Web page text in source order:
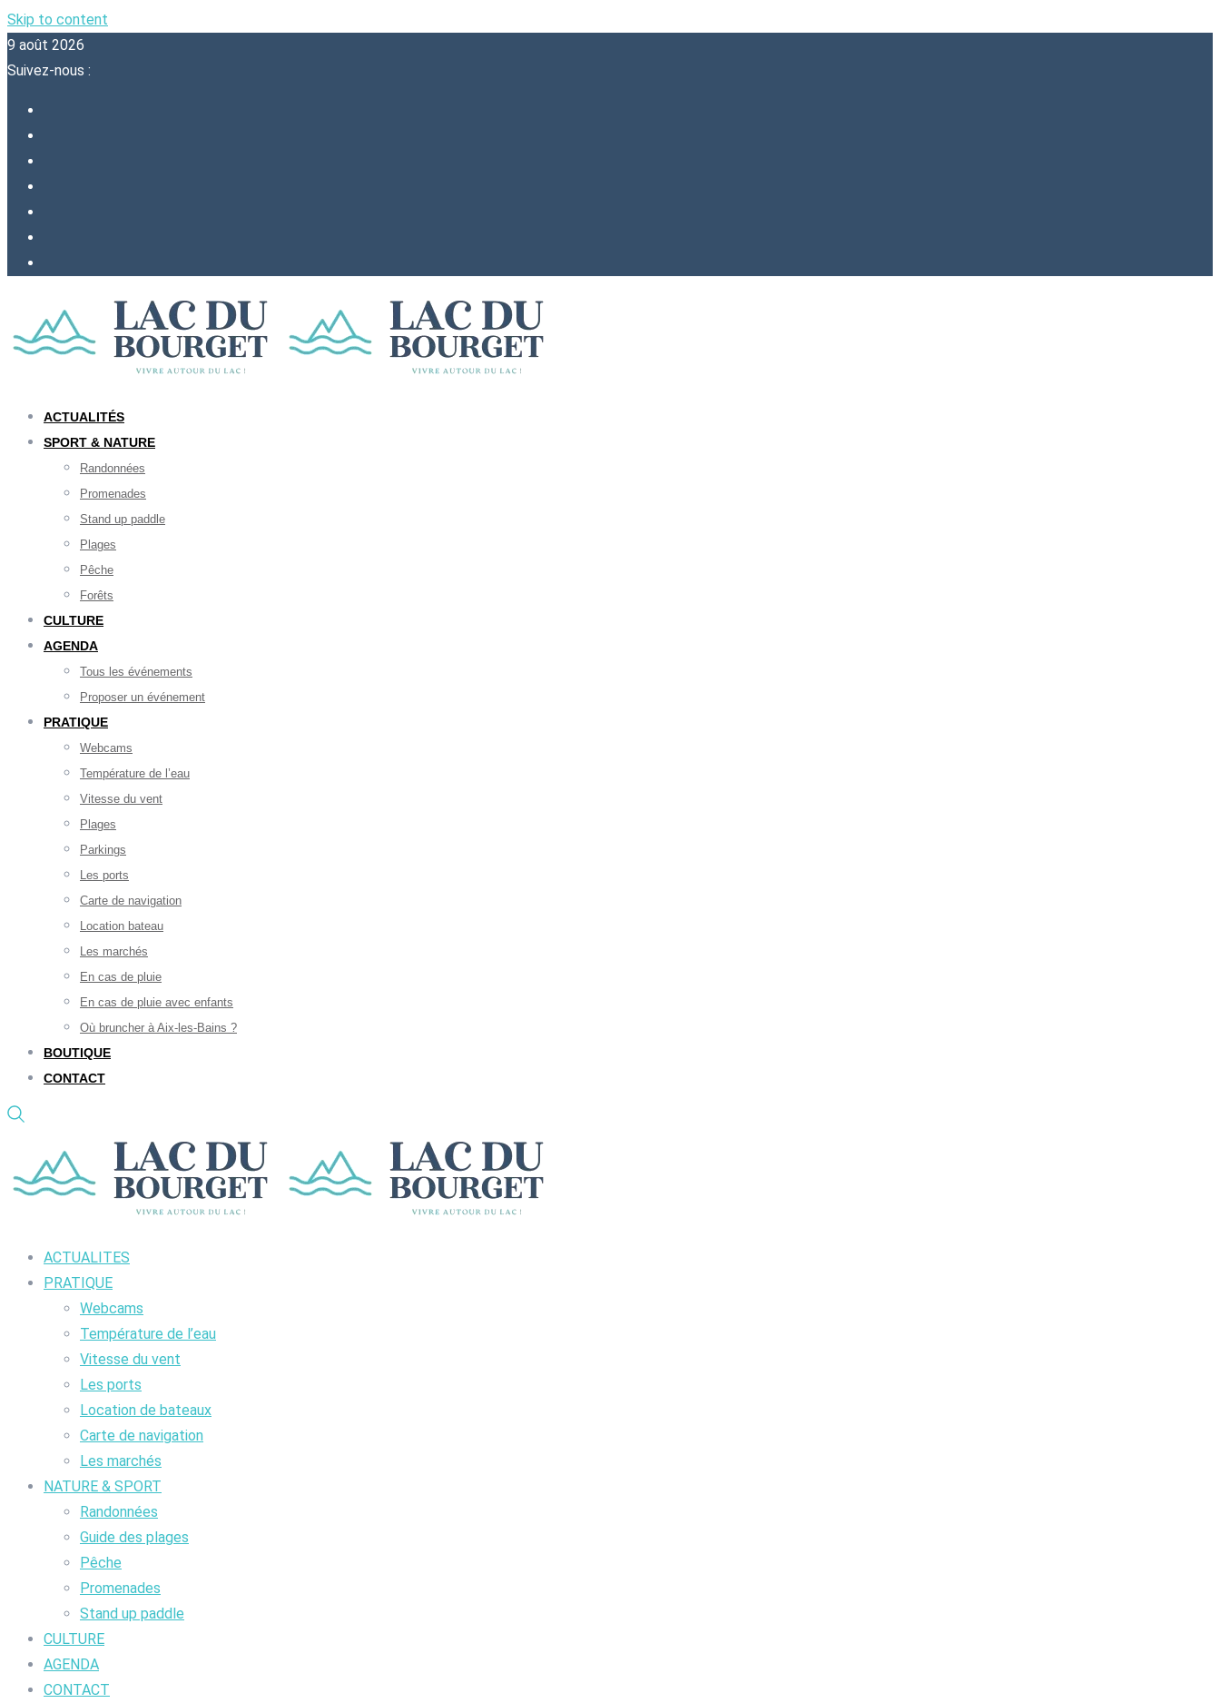
Skip to content
9 août 2026
Suivez-nous :
ACTUALITÉS
SPORT & NATURE
Randonnées
Promenades
Stand up paddle
Plages
Pêche
Forêts
CULTURE
AGENDA
Tous les événements
Proposer un événement
PRATIQUE
Webcams
Température de l’eau
Vitesse du vent
Plages
Parkings
Les ports
Carte de navigation
Location bateau
Les marchés
En cas de pluie
En cas de pluie avec enfants
Où bruncher à Aix-les-Bains ?
BOUTIQUE
CONTACT
ACTUALITES
PRATIQUE
Webcams
Température de l’eau
Vitesse du vent
Les ports
Location de bateaux
Carte de navigation
Les marchés
NATURE & SPORT
Randonnées
Guide des plages
Pêche
Promenades
Stand up paddle
CULTURE
AGENDA
CONTACT